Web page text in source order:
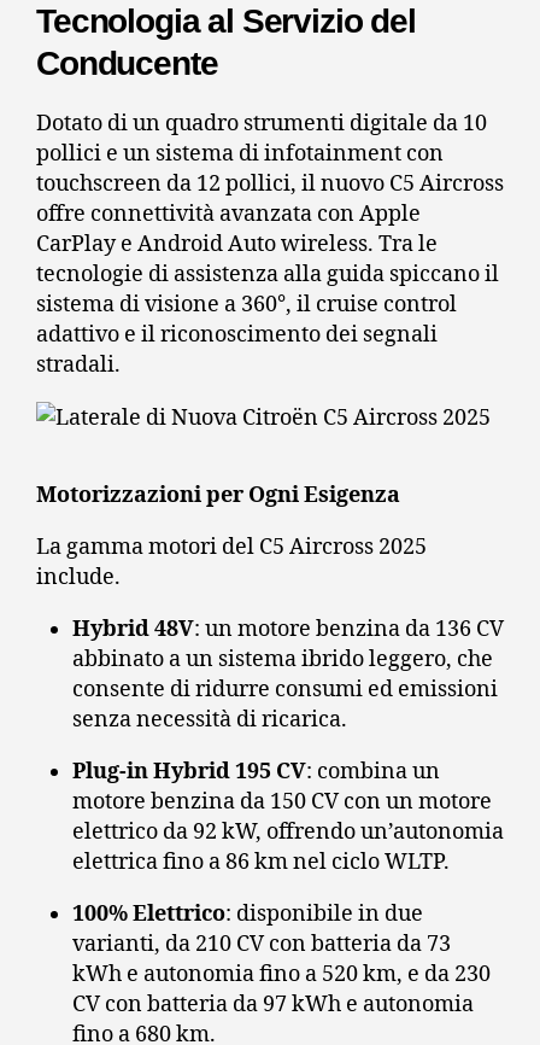
Tecnologia al Servizio del
Conducente
Dotato di un quadro strumenti digitale da 10
pollici e un sistema di infotainment con
touchscreen da 12 pollici, il nuovo C5 Aircross
offre connettività avanzata con Apple
CarPlay e Android Auto wireless. Tra le
tecnologie di assistenza alla guida spiccano il
sistema di visione a 360°, il cruise control
adattivo e il riconoscimento dei segnali
stradali.
Motorizzazioni per Ogni Esigenza
La gamma motori del C5 Aircross 2025
include.
Hybrid 48V: un motore benzina da 136 CV
abbinato a un sistema ibrido leggero, che
consente di ridurre consumi ed emissioni
senza necessità di ricarica.
Plug-in Hybrid 195 CV: combina un
motore benzina da 150 CV con un motore
elettrico da 92 kW, offrendo un’autonomia
elettrica fino a 86 km nel ciclo WLTP.
100% Elettrico: disponibile in due
varianti, da 210 CV con batteria da 73
kWh e autonomia fino a 520 km, e da 230
CV con batteria da 97 kWh e autonomia
fino a 680 km.